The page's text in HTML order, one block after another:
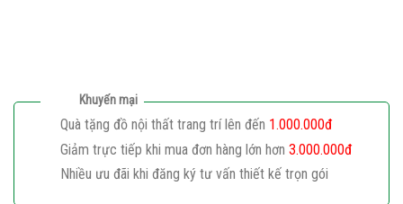
Khuyến mại
Quà tặng đồ nội thất trang trí lên đến 1.000.000đ
Giảm trực tiếp khi mua đơn hàng lớn hơn 3.000.000đ
Nhiều ưu đãi khi đăng ký tư vấn thiết kế trọn gói